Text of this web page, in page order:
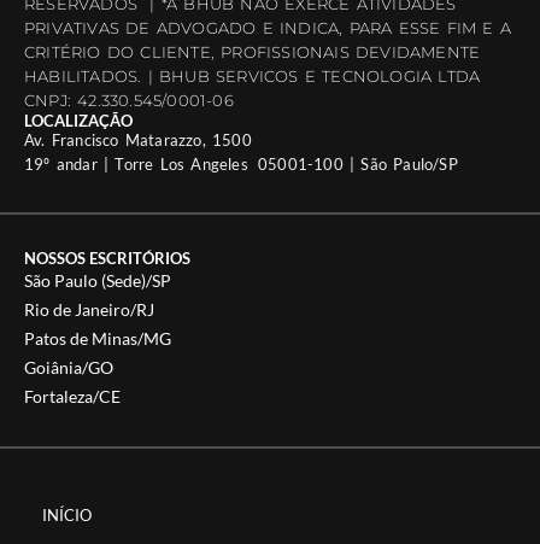
RESERVADOS | *A BHUB NÃO EXERCE ATIVIDADES
PRIVATIVAS DE ADVOGADO E INDICA, PARA ESSE FIM E A
CRITÉRIO DO CLIENTE, PROFISSIONAIS DEVIDAMENTE
HABILITADOS. | BHUB SERVICOS E TECNOLOGIA LTDA
CNPJ: 42.330.545/0001-06
LOCALIZAÇÃO
Av. Francisco Matarazzo, 1500
19º andar | Torre Los Angeles 05001-100 | São Paulo/SP
NOSSOS ESCRITÓRIOS
São Paulo (Sede)/SP
Rio de Janeiro/RJ
Patos de Minas/MG
Goiânia/GO
Fortaleza/CE
INÍCIO